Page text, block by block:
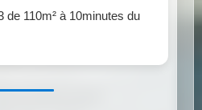
de 110m² à 10minutes du